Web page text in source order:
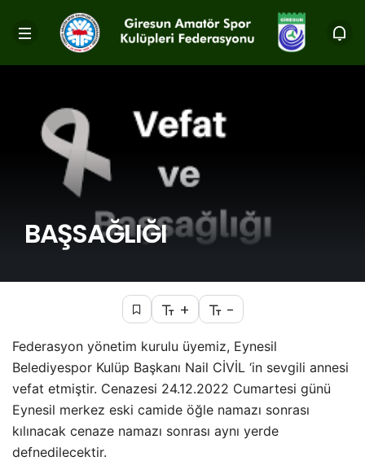
BAŞSAĞLIĞI
+ -
Federasyon yönetim kurulu üyemiz, Eynesil
Belediyespor Kulüp Başkanı Nail CİVİL ‘in sevgili annesi
vefat etmiştir. Cenazesi 24.12.2022 Cumartesi günü
Eynesil merkez eski camide öğle namazı sonrası
kılınacak cenaze namazı sonrası aynı yerde
defnedilecektir.